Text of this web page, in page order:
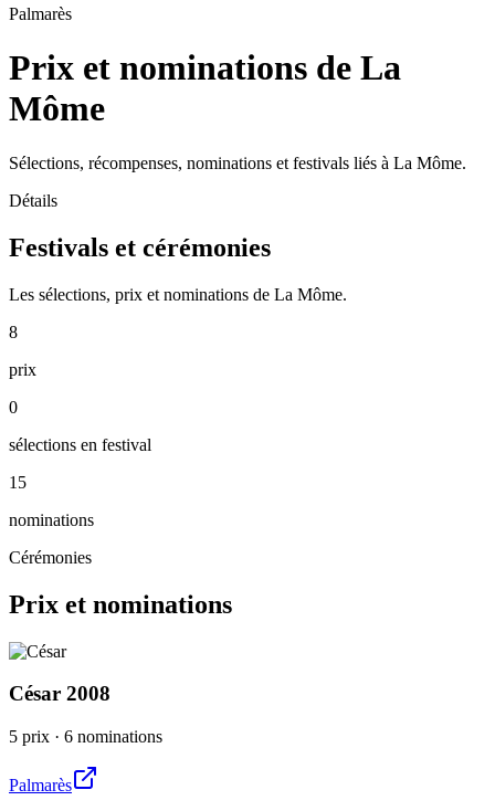
Palmarès
Prix et nominations de La
Môme
Sélections, récompenses, nominations et festivals liés à La Môme.
Détails
Festivals et cérémonies
Les sélections, prix et nominations de La Môme.
8
prix
0
sélections en festival
15
nominations
Cérémonies
Prix et nominations
César 2008
5 prix · 6 nominations
Palmarès